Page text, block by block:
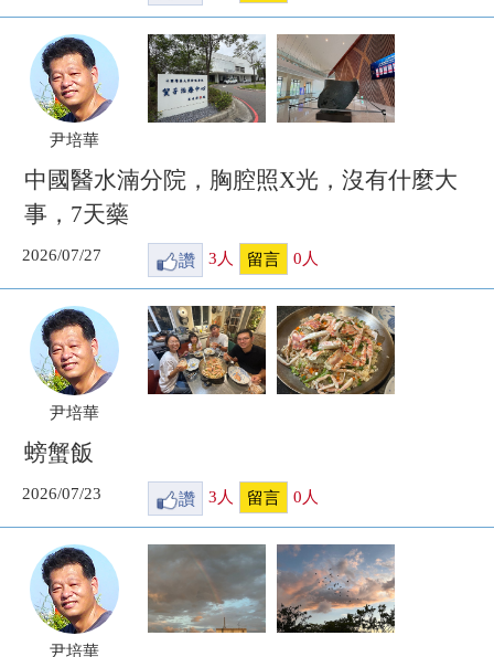
尹培華
中國醫水湳分院，胸腔照X光，沒有什麼大
事，7天藥
2026/07/27 讚 3 人 留言 0 人
尹培華
螃蟹飯
2026/07/23 讚 3 人 留言 0 人
尹培華